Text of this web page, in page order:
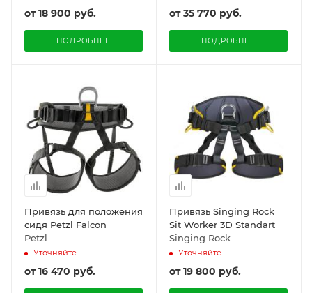
от18 900 руб.
ПОДРОБНЕЕ
от35 770 руб.
ПОДРОБНЕЕ
Привязь для положения
сидя Petzl Falcon
Petzl
Уточняйте
от16 470 руб.
Привязь Singing Rock
Sit Worker 3D Standart
Singing Rock
Уточняйте
от19 800 руб.